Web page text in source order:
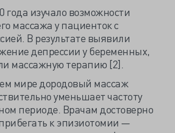
года изучало возможности
массажа у пациенток с
В результате выявили
депрессии у беременных,
массажную терапию [2].
мире дородовый массаж
уменьшает частоту
периоде. Врачам достоверно
к эпизиотомии —